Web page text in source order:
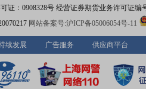
证：0908328号 经营证券期货业务许可证编
网站备案号:沪ICP备05006054号-11
续发展 广告服务 供应商平台